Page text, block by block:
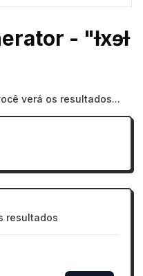
- "ƚxɘƚ
verá os resultados...
resultados